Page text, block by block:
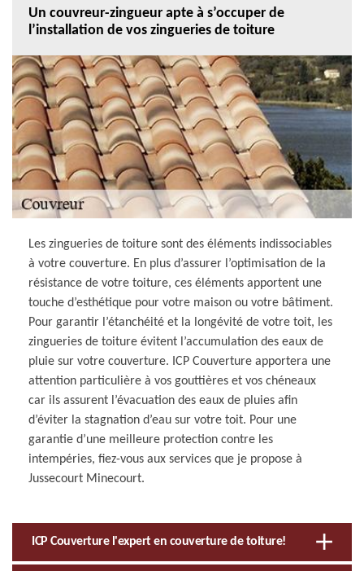
Un couvreur-zingueur apte à s’occuper de
l’installation de vos zingueries de toiture
Les zingueries de toiture sont des éléments indissociables
à votre couverture. En plus d’assurer l’optimisation de la
résistance de votre toiture, ces éléments apportent une
touche d’esthétique pour votre maison ou votre bâtiment.
Pour garantir l’étanchéité et la longévité de votre toit, les
zingueries de toiture évitent l’accumulation des eaux de
pluie sur votre couverture. ICP Couverture apportera une
attention particulière à vos gouttières et vos chéneaux
car ils assurent l’évacuation des eaux de pluies afin
d’éviter la stagnation d’eau sur votre toit. Pour une
garantie d’une meilleure protection contre les
intempéries, fiez-vous aux services que je propose à
Jussecourt Minecourt.
ICP Couverture l'expert en couverture de toiture!